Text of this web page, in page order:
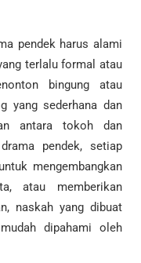
pendek harus alami
terlalu formal atau
bingung atau
yang sederhana dan
antara tokoh dan
pendek, setiap
mengembangkan
atau memberikan
naskah yang dibuat
dipahami oleh